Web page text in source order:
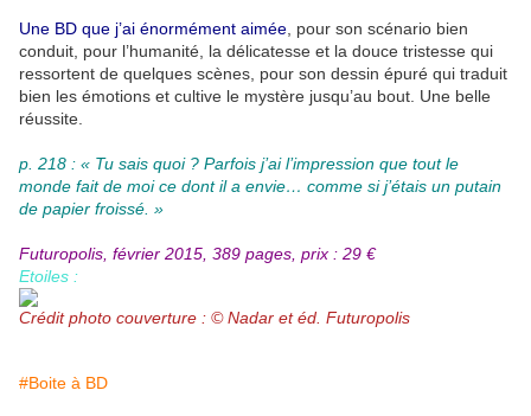
Une BD que j’ai énormément aimée , pour son scénario bien
conduit, pour l’humanité, la délicatesse et la douce tristesse qui
ressortent de quelques scènes, pour son dessin épuré qui traduit
bien les émotions et cultive le mystère jusqu’au bout. Une belle
réussite.
p. 218 : « Tu sais quoi ? Parfois j’ai l’impression que tout le
monde fait de moi ce dont il a envie… comme si j’étais un putain
de papier froissé. »
Futuropolis, février 2015, 389 pages, prix : 29 €
Etoiles :
Crédit photo couverture : © Nadar et éd. Futuropolis
#Boite à BD